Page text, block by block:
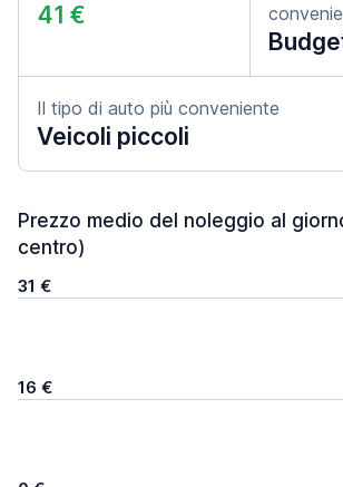
41 €
Il tipo di auto più conveniente
Veicoli piccoli
Prezzo medio del noleggio al
centro)
31 €
16 €